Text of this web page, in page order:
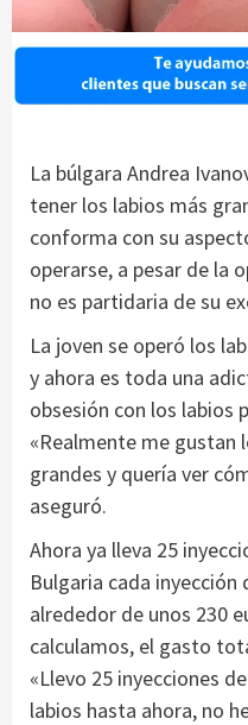
La búlgara Andrea
tener los labios más
conforma con su
operarse, a pesar de la
no es partidaria de su
La joven se operó los
y ahora es toda una
obsesión con los labios
«Realmente me gustan
grandes y quería ver
aseguró.
Ahora ya lleva 25
Bulgaria cada
alrededor de unos 230
calculamos, el gasto
«Llevo 25 inyecciones
labios hasta ahora, no